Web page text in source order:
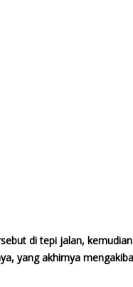
di tepi jalan,
yang akhirnya